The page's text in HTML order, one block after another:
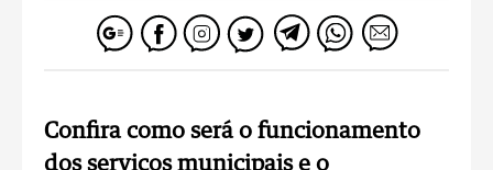
Confira como será o funcionamento
dos serviços municipais e o